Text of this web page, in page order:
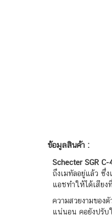
ข้อมูลสินค้า :
Schecter SGR C-
ถึงเมทัลอยู่แล้ว ซึ่
แอชทำให้ได้เสียง
ความสวยงามของ
แน่นอน คอยังปรับ